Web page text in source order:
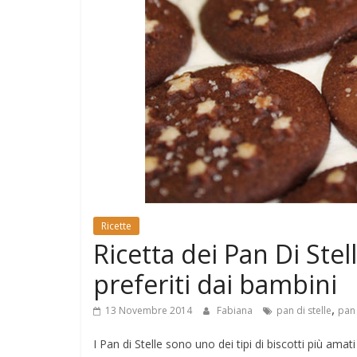
Ricette
Ricetta dei Pan Di
preferiti dai bambini
13 Novembre 2014 Fabiana pan di stelle,
I Pan di Stelle sono uno dei tipi di biscotti più